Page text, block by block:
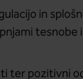
in
tesnobe
ter pozitivni